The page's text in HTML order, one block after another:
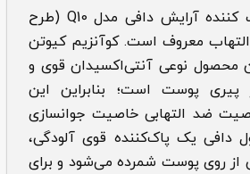
دستمال مرطوب پاک کننده آرایش دافی مدل Q10 (طرح
التهاب معروف است. کوآنزیم کیوتن
محصول نوعی آنتی‌اکسیدان قوی و
پیری پوست است؛ بنابراین این
ضد التهابی خاصیت جوانسازی
دافی یک پاک‌کننده قوی آلودگی،
از روی پوست شمرده می‌شود و برای